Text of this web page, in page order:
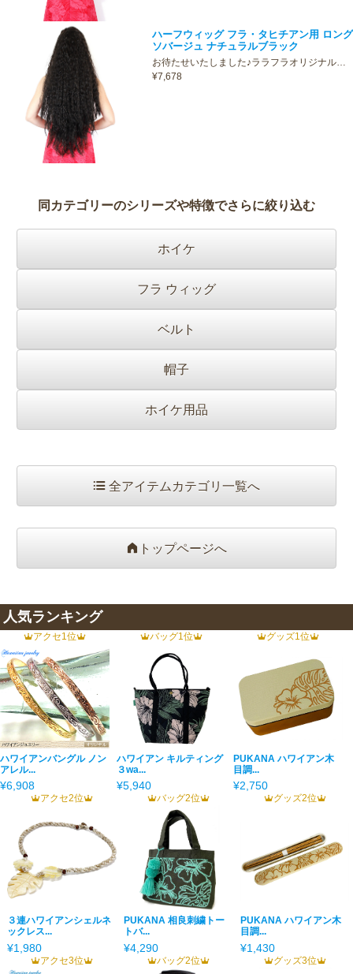
ハーフウィッグ フラ・タヒチアン用 ロング
ソバージュ ナチュラルブラック
お待たせいたしました♪ララフラオリジナル…
¥7,678
同カテゴリーのシリーズや特徴でさらに絞り込む
ホイケ
フラ ウィッグ
ベルト
帽子
ホイケ用品
全アイテムカテゴリ一覧へ
トップページへ
人気ランキング
アクセ1位
ハワイアンバングル ノン
アレル...
¥6,908
バッグ1位
ハワイアン キルティング
３wa...
¥5,940
グッズ1位
PUKANA ハワイアン木
目調...
¥2,750
アクセ2位
３連ハワイアンシェルネ
ックレス...
¥1,980
バッグ2位
PUKANA 相良刺繍トー
トバ...
¥4,290
グッズ2位
PUKANA ハワイアン木
目調...
¥1,430
アクセ3位 バッグ2位 グッズ3位